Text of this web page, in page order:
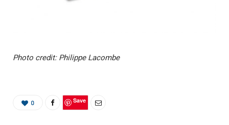
Photo credit: Philippe Lacombe
0 Save